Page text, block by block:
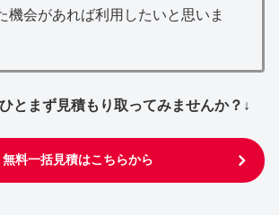
機会があれば利用したいと思いま
とまず見積もり取ってみませんか？↓
無料一括見積はこちらから